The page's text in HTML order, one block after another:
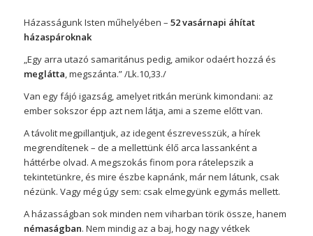
Házasságunk Isten műhelyében – 52 vasárnapi áhítat
házaspároknak
„Egy arra utazó samaritánus pedig, amikor odaért hozzá és
meglátta, megszánta.” /Lk.10,33./
Van egy fájó igazság, amelyet ritkán merünk kimondani: az
ember sokszor épp azt nem látja, ami a szeme előtt van.
A távolit megpillantjuk, az idegent észrevesszük, a hírek
megrendítenek – de a mellettünk élő arca lassanként a
háttérbe olvad. A megszokás finom pora rátelepszik a
tekintetünkre, és mire észbe kapnánk, már nem látunk, csak
nézünk. Vagy még úgy sem: csak elmegyünk egymás mellett.
A házasságban sok minden nem viharban törik össze, hanem
némaságban. Nem mindig az a baj, hogy nagy vétkek